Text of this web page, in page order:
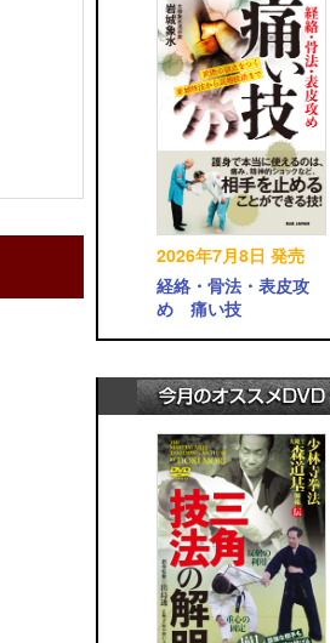
2026年7月8日 発売
経絡・骨法・表皮攻
め 痛い技